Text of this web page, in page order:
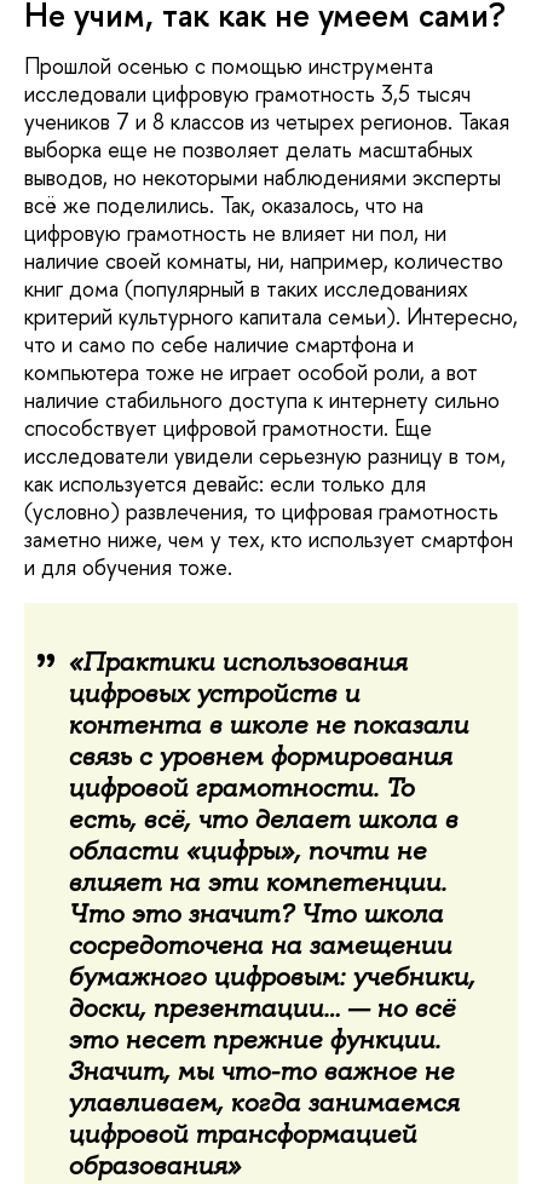
Не учим, так как не умеем сами?
Прошлой осенью с помощью инструмента
исследовали цифровую грамотность 3,5 тысяч
учеников 7 и 8 классов из четырех регионов. Такая
выборка еще не позволяет делать масштабных
выводов, но некоторыми наблюдениями эксперты
всё же поделились. Так, оказалось, что на
цифровую грамотность не влияет ни пол, ни
наличие своей комнаты, ни, например, количество
книг дома (популярный в таких исследованиях
критерий культурного капитала семьи). Интересно,
что и само по себе наличие смартфона и
компьютера тоже не играет особой роли, а вот
наличие стабильного доступа к интернету сильно
способствует цифровой грамотности. Еще
исследователи увидели серьезную разницу в том,
как используется девайс: если только для
(условно) развлечения, то цифровая грамотность
заметно ниже, чем у тех, кто использует смартфон
и для обучения тоже.
«Практики использования
цифровых устройств и
контента в школе не показали
связь с уровнем формирования
цифровой грамотности. То
есть, всё, что делает школа в
области «цифры», почти не
влияет на эти компетенции.
Что это значит? Что школа
сосредоточена на замещении
бумажного цифровым: учебники,
доски, презентации… — но всё
это несет прежние функции.
Значит, мы что-то важное не
улавливаем, когда занимаемся
цифровой трансформацией
образования»